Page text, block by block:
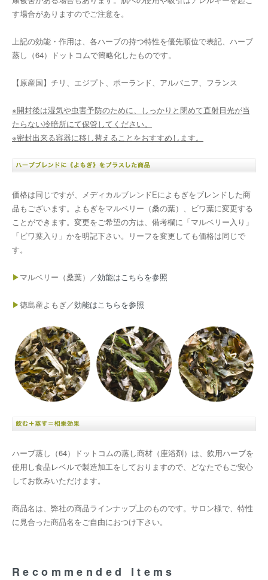
す場合がありますのでご注意を。
上記の効能・作用は、各ハーブの持つ特性を優先順位で表記、ハーブ
蒸し（64）ドットコムで簡略化したものです。
【原産国】チリ、エジプト、ポーランド、アルバニア、フランス
※開封後は湿気や虫害予防のために、しっかりと閉めて直射日光が当
たらない冷暗所にて保管してください。
※密封出来る容器に移し替えることをおすすめします。
価格は同じですが、メディカルブレンドEによもぎをブレンドした商
品もございます。よもぎをマルベリー（桑の葉）、ビワ葉に変更する
ことができます。変更をご希望の方は、備考欄に「マルベリー入り」
「ビワ葉入り」かを明記下さい。リーフを変更しても価格は同じで
す。
▶マルベリー（桑葉）／効能はこちらを参照
▶徳島産よもぎ／効能はこちらを参照
ハーブ蒸し（64）ドットコムの蒸し商材（座浴剤）は、飲用ハーブを
使用し食品レベルで製造加工をしておりますので、どなたでもご安心
してお飲みいただけます。
商品名は、弊社の商品ラインナップ上のものです。サロン様で、特性
に見合った商品名をご自由におつけ下さい。
Recommended Items